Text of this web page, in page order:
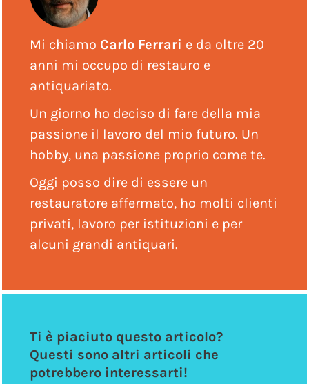
Mi chiamo Carlo Ferrari e da oltre 20
anni mi occupo di restauro e
antiquariato.
Un giorno ho deciso di fare della mia
passione il lavoro del mio futuro. Un
hobby, una passione proprio come te.
Oggi posso dire di essere un
restauratore affermato, ho molti clienti
privati, lavoro per istituzioni e per
alcuni grandi antiquari.
Ti è piaciuto questo articolo?
Questi sono altri articoli che
potrebbero interessarti!